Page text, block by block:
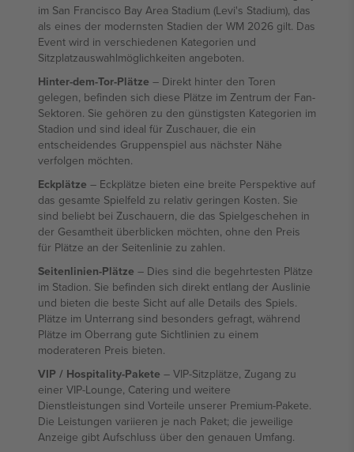
im San Francisco Bay Area Stadium (Levi's Stadium), das
als eines der modernsten Stadien der WM 2026 gilt. Das
Event wird in verschiedenen Kategorien und
Sitzplatzauswahlmöglichkeiten angeboten.
Hinter-dem-Tor-Plätze – Direkt hinter den Toren
gelegen, befinden sich diese Plätze im Zentrum der Fan-
Sektoren. Sie gehören zu den günstigsten Kategorien im
Stadion und sind ideal für Zuschauer, die ein
entscheidendes Gruppenspiel aus nächster Nähe
verfolgen möchten.
Eckplätze – Eckplätze bieten eine breite Perspektive auf
das gesamte Spielfeld zu relativ geringen Kosten. Sie
sind beliebt bei Zuschauern, die das Spielgeschehen in
der Gesamtheit überblicken möchten, ohne den Preis
für Plätze an der Seitenlinie zu zahlen.
Seitenlinien-Plätze – Dies sind die begehrtesten Plätze
im Stadion. Sie befinden sich direkt entlang der Auslinie
und bieten die beste Sicht auf alle Details des Spiels.
Plätze im Unterrang sind besonders gefragt, während
Plätze im Oberrang gute Sichtlinien zu einem
moderateren Preis bieten.
VIP / Hospitality-Pakete – VIP-Sitzplätze, Zugang zu
einer VIP-Lounge, Catering und weitere
Dienstleistungen sind Vorteile unserer Premium-Pakete.
Die Leistungen variieren je nach Paket; die jeweilige
Anzeige gibt Aufschluss über den genauen Umfang.